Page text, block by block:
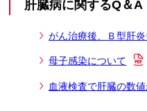
肝臓病に関するQ＆A
がん治療後、Ｂ型肝
母子感染について
血液検査で肝臓の数